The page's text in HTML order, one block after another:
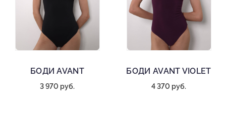
БОДИ AVANT
3 970 руб.
БОДИ AVANT VIOLET
4 370 руб.